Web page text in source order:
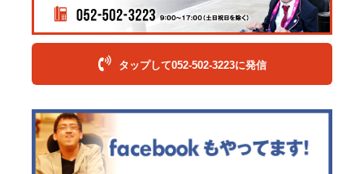
タップして052-502-3223に発信